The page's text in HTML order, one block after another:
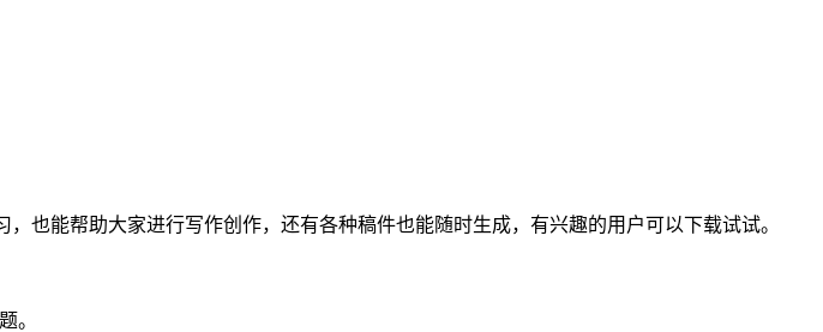
也能帮助大家进行写作创作，还有各种稿件也能随时生成，有兴趣的用户可以下载试试。
。